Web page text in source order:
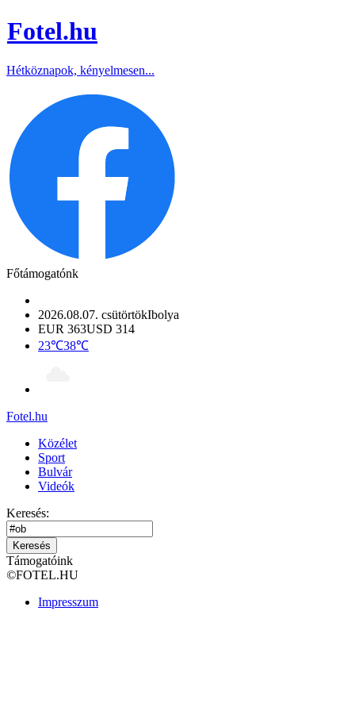
Fotel.hu
Hétköznapok, kényelmesen...
Főtámogatónk
2026.08.07. csütörtökIbolya
EUR 363USD 314
23℃38℃
Fotel.hu
Közélet
Sport
Bulvár
Videók
Keresés:
Keresés
Támogatóink
©FOTEL.HU
Impresszum